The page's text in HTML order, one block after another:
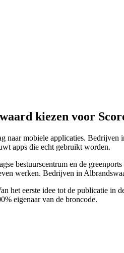
kiezen voor
mobiele applicaties.
apps die echt gebruikt worden.
bestuurscentrum en de
werken. Bedrijven in
het eerste idee tot de publicatie
eigenaar van de broncode.